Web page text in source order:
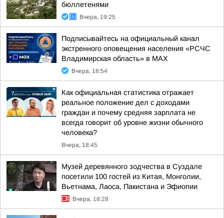
бюллетенями
Вчера, 19:25
Подписывайтесь на официальный канал
экстренного оповещения населения «РСЧС
Владимирская область» в МАХ
Вчера, 18:54
Как официальная статистика отражает
реальное положение дел с доходами
граждан и почему средняя зарплата не
всегда говорит об уровне жизни обычного
человека?
Вчера, 18:45
Музей деревянного зодчества в Суздале
посетили 100 гостей из Китая, Монголии,
Вьетнама, Лаоса, Пакистана и Эфиопии
Вчера, 18:28